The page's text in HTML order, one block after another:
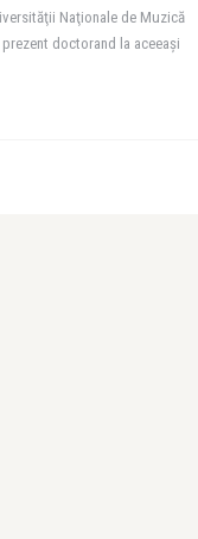
Naţionale de Muzică
doctorand la aceeași